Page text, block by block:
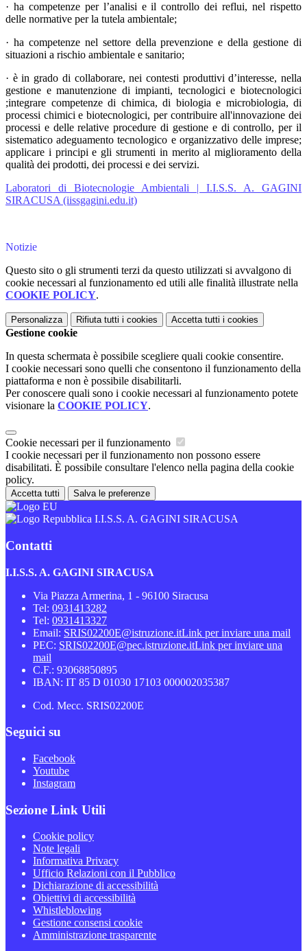
· ha competenze per l’analisi e il controllo dei reflui, nel rispetto
delle normative per la tutela ambientale;
· ha competenze nel settore della prevenzione e della gestione di
situazioni a rischio ambientale e sanitario;
· è in grado di collaborare, nei contesti produttivi d’interesse, nella
gestione e manutenzione di impianti, tecnologici e biotecnologici
;integrare competenze di chimica, di biologia e microbiologia, di
processi chimici e biotecnologici, per contribuire all'innovazione dei
processi e delle relative procedure di gestione e di controllo, per il
sistematico adeguamento tecnologico e organizzativo delle imprese;
applicare i principi e gli strumenti in merito al miglioramento della
qualità dei prodotti, dei processi e dei servizi.
Laboratori di Biotecnologie Ambientali | I.I.S.S. A. GAGINI
SIRACUSA (iissgagini.edu.it)
Notizie
Questo sito o gli strumenti terzi da questo utilizzati si avvalgono di
cookie necessari al funzionamento ed utili alle finalità illustrate nella
COOKIE POLICY.
Personalizza Rifiuta tutti i cookies Accetta tutti i cookies
Gestione cookie
In questa schermata è possibile scegliere quali cookie consentire.
I cookie necessari sono quelli che consentono il funzionamento della
piattaforma e non è possibile disabilitarli.
Per conoscere quali sono i cookie necessari al funzionamento potete
visionare la COOKIE POLICY.
Cookie necessari per il funzionamento
I cookie necessari per il funzionamento non possono essere
disabilitati. È possibile consultare l'elenco nella pagina della cookie
policy.
Accetta tutti Salva le preferenze
I.I.S.S. A. GAGINI SIRACUSA
Contatti
I.I.S.S. A. GAGINI SIRACUSA
Via Piazza Armerina, 1 - 96100 Siracusa
Tel: 0931413282
Tel: 0931413327
Email: SRIS02200E@istruzione.itLink per inviare una mail
PEC: SRIS02200E@pec.istruzione.itLink per inviare una
mail
C.F.: 93068850895
IBAN: IT 85 D 01030 17103 000002035387
Cod. Mecc. SRIS02200E
Seguici su
Facebook
Youtube
Instagram
Sezione Link Utili
Cookie policy
Note legali
Informativa Privacy
Ufficio Relazioni con il Pubblico
Dichiarazione di accessibilità
Obiettivi di accessibilità
Whistleblowing
Gestione consensi cookie
Amministrazione trasparente